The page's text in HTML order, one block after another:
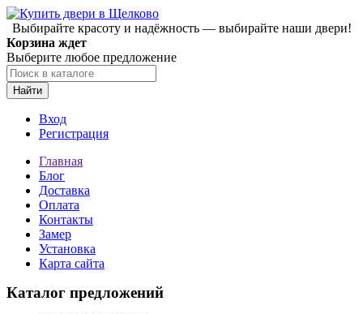
Выбирайте красоту и надёжность — выбирайте наши двери!
Корзина ждет
Выберите любое предложение
Найти
Вход
Регистрация
Главная
Блог
Доставка
Оплата
Контакты
Замер
Установка
Карта сайта
Каталог предложений